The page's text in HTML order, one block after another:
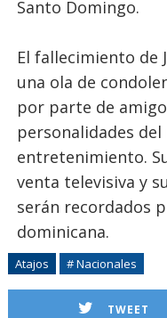
Santo Domingo.
El fallecimiento de
una ola de
por parte de
personalidades
entretenimiento.
venta televisiva y
serán recordados
dominicana.
Atajos # Nacionales
TWEET